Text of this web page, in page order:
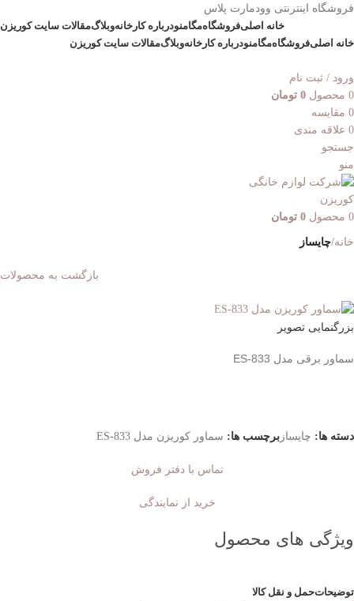
فروشگاه اینترنتی وودمارت پلاس
خانه اصلیفروشگاهمگامنودرباره کارخانهوبلاگمقالات سایت کوریزن
خانه اصلیفروشگاهمگامنودرباره کارخانهوبلاگمقالات سایت کوریزن
ورود / ثبت نام
0 محصول 0 تومان
0 مقایسه
0 علاقه مندی
جستجو
منو
0 محصول 0 تومان
خانه چایساز
بازگشت به محصولات
بزرگنمایی تصویر
سماور برقی مدل ES-833
دسته ها: چایساز برچسب ها: سماور کوریزن مدل ES-833
تماس با دفتر فروش
خرید از نمایندگی
ویژگی های محصول
توضیحاتحمل و نقل کالا